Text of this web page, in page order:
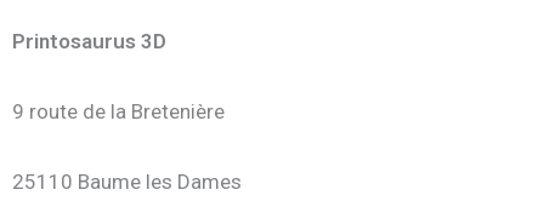
Printosaurus 3D
9 route de la Bretenière
25110 Baume les Dames